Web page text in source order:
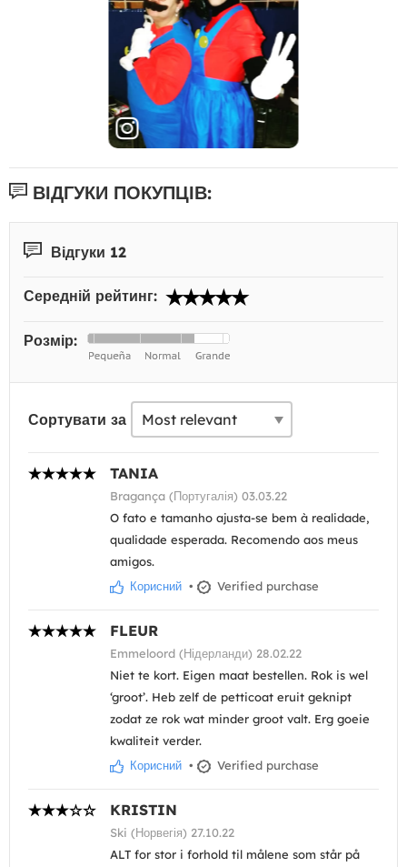
ВІДГУКИ ПОКУПЦІВ:
Відгуки 12
Середній рейтинг:
Розмір:
Сортувати за
TANIA
Bragança (Португалія) 03.03.22
O fato e tamanho ajusta-se bem à realidade,
qualidade esperada. Recomendo aos meus
amigos.
Корисний • Verified purchase
FLEUR
Emmeloord (Нідерланди) 28.02.22
Niet te kort. Eigen maat bestellen. Rok is wel
‘groot’. Heb zelf de petticoat eruit geknipt
zodat ze rok wat minder groot valt. Erg goeie
kwaliteit verder.
Корисний • Verified purchase
KRISTIN
Ski (Норвегія) 27.10.22
ALT for stor i forhold til målene som står på